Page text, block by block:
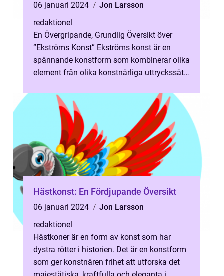
06 januari 2024
Jon Larsson
redaktionel
En Övergripande, Grundlig Översikt över
”Ekströms Konst” Ekströms konst är en
spännande konstform som kombinerar olika
element från olika konstnärliga uttryckssätt.
Hästkonst: En Fördjupande Översikt
06 januari 2024
Jon Larsson
redaktionel
Hästkoner är en form av konst som har
dystra rötter i historien. Det är en konstform
som ger konstnären frihet att utforska det